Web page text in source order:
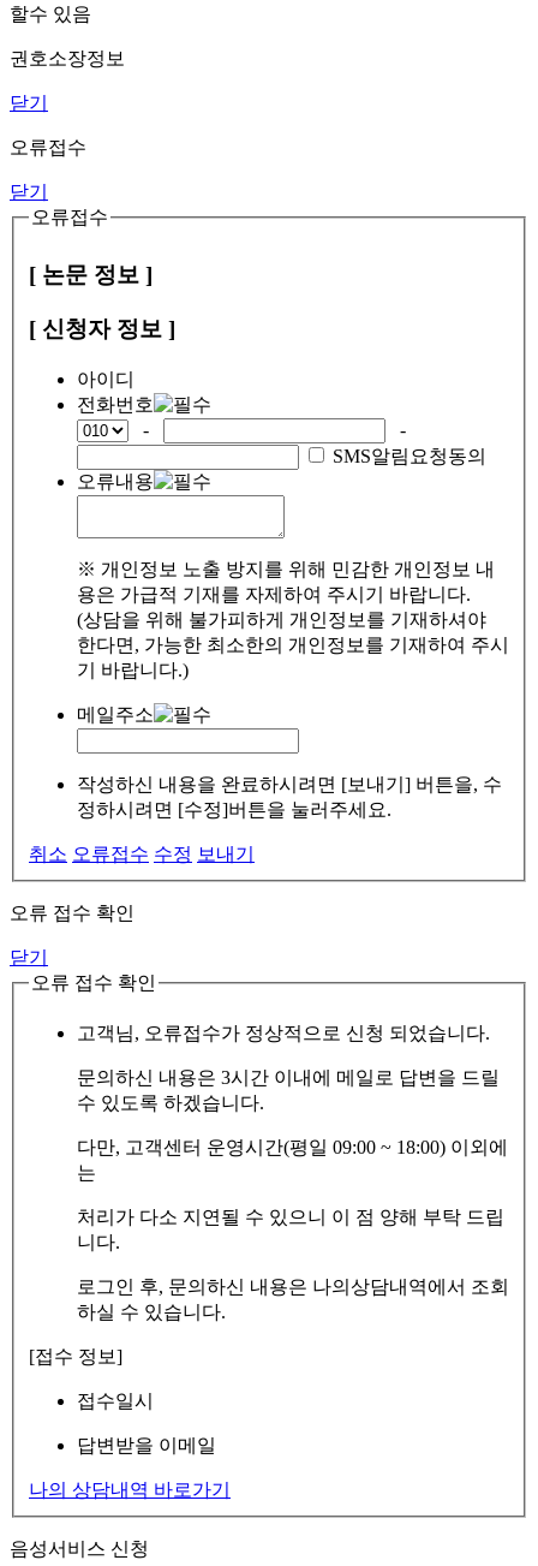
할수 있음
권호소장정보
닫기
오류접수
닫기
오류접수
[ 논문 정보 ]
[ 신청자 정보 ]
아이디
전화번호
-
-
SMS알림요청동의
오류내용
※ 개인정보 노출 방지를 위해 민감한 개인정보 내
용은 가급적 기재를 자제하여 주시기 바랍니다.
(상담을 위해 불가피하게 개인정보를 기재하셔야
한다면, 가능한 최소한의 개인정보를 기재하여 주시
기 바랍니다.)
메일주소
작성하신 내용을 완료하시려면 [보내기] 버튼을, 수
정하시려면 [수정]버튼을 눌러주세요.
취소 오류접수 수정 보내기
오류 접수 확인
닫기
오류 접수 확인
고객님, 오류접수가 정상적으로 신청 되었습니다.
문의하신 내용은 3시간 이내에 메일로 답변을 드릴
수 있도록 하겠습니다.
다만, 고객센터 운영시간(평일 09:00 ~ 18:00) 이외에
는
처리가 다소 지연될 수 있으니 이 점 양해 부탁 드립
니다.
로그인 후, 문의하신 내용은 나의상담내역에서 조회
하실 수 있습니다.
[접수 정보]
접수일시
답변받을 이메일
나의 상담내역 바로가기
음성서비스 신청